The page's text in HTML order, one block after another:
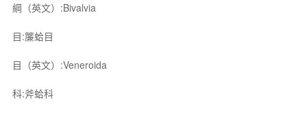
綱（英文）:Bivalvia
目:簾蛤目
目（英文）:Veneroida
科:斧蛤科